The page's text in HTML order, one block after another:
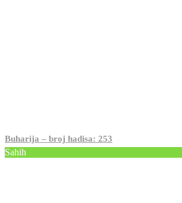
Buharija – broj hadisa: 253
Sahih